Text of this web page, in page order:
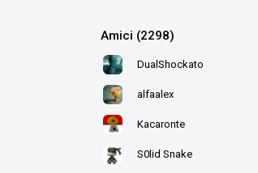
Amici (2298)
DualShockato
alfaalex
Kacaronte
S0lid Snake